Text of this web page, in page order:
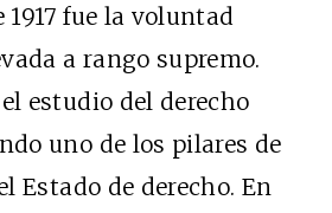
fue la voluntad
a rango supremo.
estudio del derecho
uno de los pilares de
Estado de derecho. En